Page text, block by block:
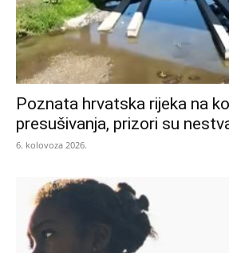
Poznata hrvatska rijeka na
presušivanja, prizori su
6. kolovoza 2026.